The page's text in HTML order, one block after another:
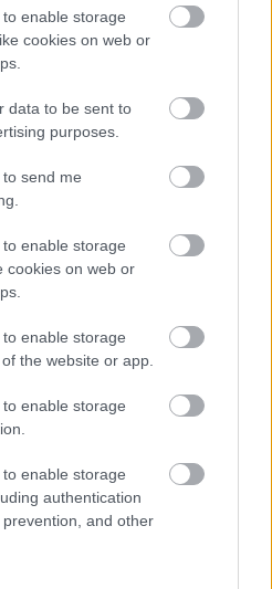
enable storage
cookies on web or
data to be sent to
purposes.
send me
enable storage
cookies on web or
enable storage
the website or app.
enable storage
enable storage
authentication
and other
Diósgyőr - az utód
nem is
Valdas Dambrauskas
csapatnál.
a Csakfoci az elsők
találatokban
Megosztanád?